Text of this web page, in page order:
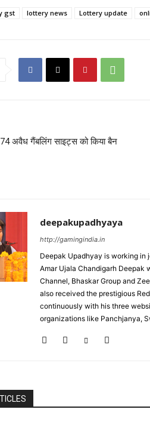
at
p
ar
gst lottery news Lottery update
अवैध गैंबलिंग साइट्स को किया बैन
deepakupadhyaya
http://gamingindia.in
Deepak Upadhyay is working in
Amar Ujala Chandigarh Deepak
Channel, Bhaskar Group and
also received the prestigious
continuously with his three
organizations like Panchjanya,